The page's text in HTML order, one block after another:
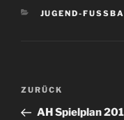
KATEGORIEN
JUGEND-
Vorheriger
Beitrag
ZURÜCK
AH Spielplan